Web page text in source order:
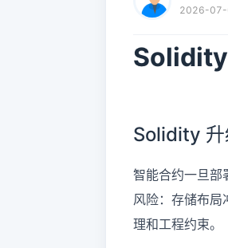
2026-07-
Solidity
Solidity 升
智能合约一旦部
风险：存储布局
理和工程约束。